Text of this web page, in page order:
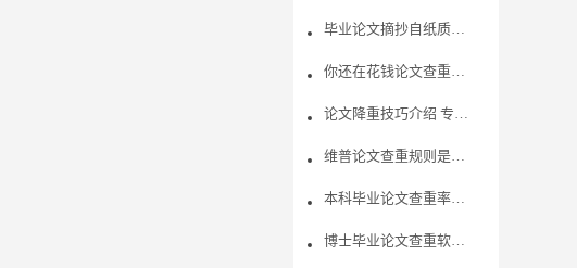
毕业论文摘抄自纸质书籍，论文查重可以检测出吗?
你还在花钱论文查重吗？了解免费论文查重内幕
论文降重技巧介绍 专业降重网站介绍
维普论文查重规则是什么？论文如何查重？
本科毕业论文查重率多少合格？论文查重的作用是什么？
博士毕业论文查重软件推荐？论文查重怎么免费查？